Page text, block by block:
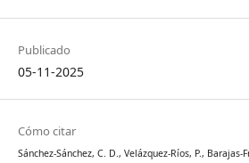
Publicado
05-11-2025
Cómo citar
Sánchez-Sánchez, C. D., Velázquez-Ríos, P., Barajas-